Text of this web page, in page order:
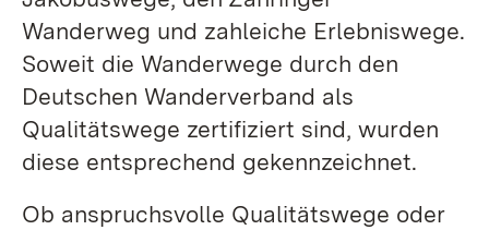
Wanderweg und zahleiche Erlebniswege.
Soweit die Wanderwege durch den
Deutschen Wanderverband als
Qualitätswege zertifiziert sind, wurden
diese entsprechend gekennzeichnet.
Ob anspruchsvolle Qualitätswege oder